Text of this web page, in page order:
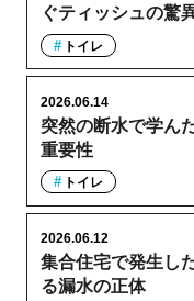
ぐティッシュの驚
トイレ
突然の断水で学ん
重要性
2026.06.14
トイレ
集合住宅で発生し
る漏水の正体
2026.06.12